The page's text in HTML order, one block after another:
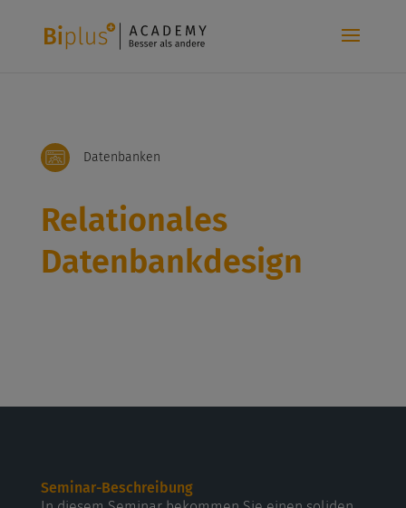
Datenbanken
Relationales
Datenbankdesign
Seminar-Beschreibung